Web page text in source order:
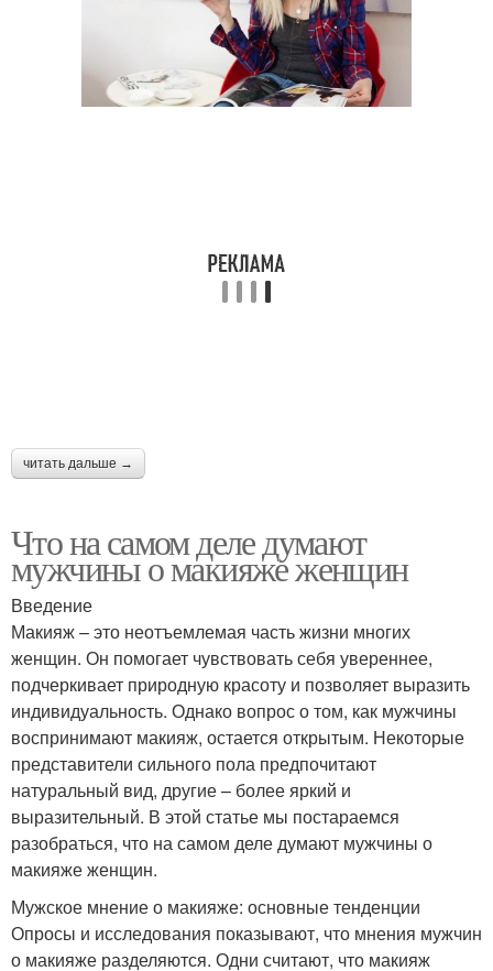
читать дальше →
Что на самом деле думают
мужчины о макияже женщин
Введение
Макияж – это неотъемлемая часть жизни многих
женщин. Он помогает чувствовать себя увереннее,
подчеркивает природную красоту и позволяет выразить
индивидуальность. Однако вопрос о том, как мужчины
воспринимают макияж, остается открытым. Некоторые
представители сильного пола предпочитают
натуральный вид, другие – более яркий и
выразительный. В этой статье мы постараемся
разобраться, что на самом деле думают мужчины о
макияже женщин.
Мужское мнение о макияже: основные тенденции
Опросы и исследования показывают, что мнения мужчин
о макияже разделяются. Одни считают, что макияж